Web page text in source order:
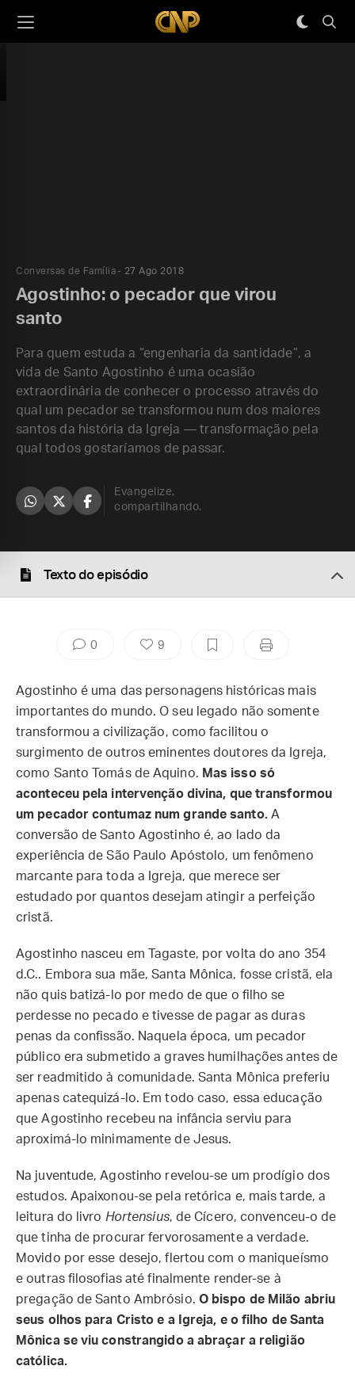
Conversas de Família 27 Ago 2018
Agostinho: o pecador que virou
santo
Para quem estuda a “engenharia da santidade”, a
vida de Santo Agostinho é uma ocasião
extraordinária de conhecer o processo através do
qual um pecador se transformou num dos maiores
santos da história da Igreja — transformação pela
qual todos gostaríamos de passar.
Evangelize,
compartilhando.
Texto do episódio
0 9
Agostinho é uma das personagens históricas mais
importantes do mundo. O seu legado não somente
transformou a civilização, como facilitou o
surgimento de outros eminentes doutores da Igreja,
como Santo Tomás de Aquino. Mas isso só
aconteceu pela intervenção divina, que transformou
um pecador contumaz num grande santo.A
conversão de Santo Agostinho é, ao lado da
experiência de São Paulo Apóstolo, um fenômeno
marcante para toda a Igreja, que merece ser
estudado por quantos desejam atingir a perfeição
cristã.
Agostinho nasceu em Tagaste, por volta do ano 354
d.C.. Embora sua mãe, Santa Mônica, fosse cristã, ela
não quis batizá-lo por medo de que o filho se
perdesse no pecado e tivesse de pagar as duras
penas da confissão. Naquela época, um pecador
público era submetido a graves humilhações antes de
ser readmitido à comunidade. Santa Mônica preferiu
apenas catequizá-lo. Em todo caso, essa educação
que Agostinho recebeu na infância serviu para
aproximá-lo minimamente de Jesus.
Na juventude, Agostinho revelou-se um prodígio dos
estudos. Apaixonou-se pela retórica e, mais tarde, a
leitura do livro Hortensius, de Cícero, convenceu-o de
que tinha de procurar fervorosamente a verdade.
Movido por esse desejo, flertou com o maniqueísmo
e outras filosofias até finalmente render-se à
pregação de Santo Ambrósio. O bispo de Milão abriu
seus olhos para Cristo e a Igreja, e o filho de Santa
Mônica se viu constrangido a abraçar a religião
católica.